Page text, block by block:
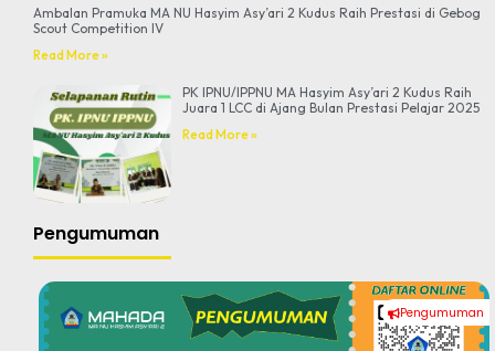
Ambalan Pramuka MA NU Hasyim Asy’ari 2 Kudus Raih Prestasi di Gebog
Scout Competition IV
Read More »
PK IPNU/IPPNU MA Hasyim Asy’ari 2 Kudus Raih
Juara 1 LCC di Ajang Bulan Prestasi Pelajar 2025
Read More »
Pengumuman
Pengumuman